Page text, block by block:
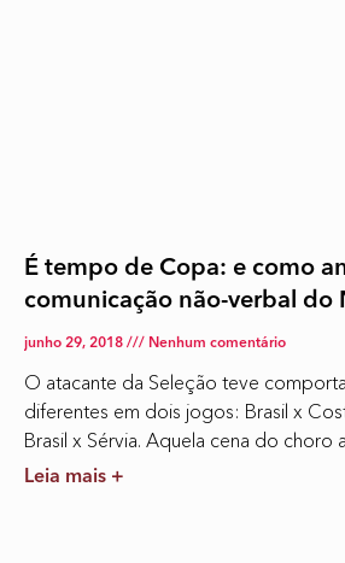
É tempo de Copa: e como
comunicação não-verbal do
junho 29, 2018 Nenhum comentário
O atacante da Seleção teve
diferentes em dois jogos: Brasil x
Brasil x Sérvia. Aquela cena do choro
Leia mais +